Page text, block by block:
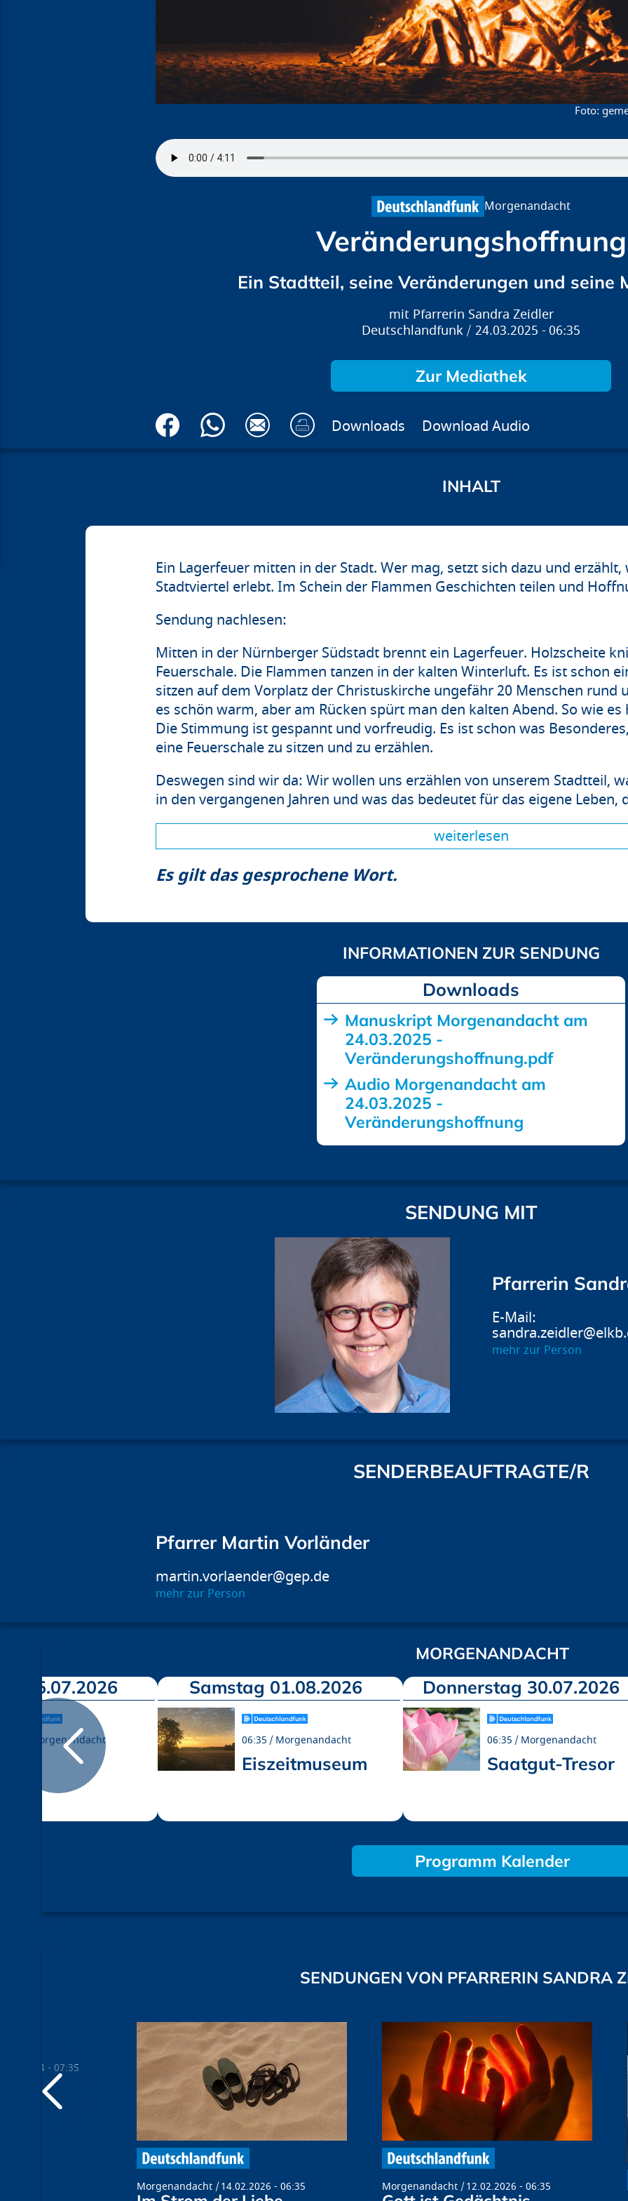
Morgenandacht
Veränderungshoffnung
Ein Stadtteil, seine Veränderungen und seine
Pfarrerin Sandra Zeidler
Deutschlandfunk
24.03.2025 06:35
Zur Mediathek
Downloads Download Audio
Ein Lagerfeuer mitten in der Stadt. Wer mag, setzt sich dazu und
Stadtviertel erlebt. Im Schein der Flammen Geschichten teilen und
Sendung nachlesen:
Mitten in der Nürnberger Südstadt brennt ein Lagerfeuer. Holzscheite
Feuerschale. Die Flammen tanzen in der kalten Winterluft. Es ist schon
sitzen auf dem Vorplatz der Christuskirche ungefähr 20 Menschen rund
es schön warm, aber am Rücken spürt man den kalten Abend. So wie
Die Stimmung ist gespannt und vorfreudig. Es ist schon was
eine Feuerschale zu sitzen und zu erzählen.
Deswegen sind wir da: Wir wollen uns erzählen von unserem Stadtteil,
in den vergangenen Jahren und was das bedeutet für das eigene Leben,
weiterlesen
Es gilt das gesprochene Wort.
Downloads
Manuskript Morgenandacht am
24.03.2025 -
Veränderungshoffnung.pdf
Audio Morgenandacht am
24.03.2025 -
Veränderungshoffnung
SENDUNG MIT
Pfarrerin
mehr zur Person
SENDERBEAUFTRAGTE/R
Pfarrer Martin Vorländer
martin.vorlaender@gep.de
mehr zur Person
MORGENANDACHT
15.07.2026
Morgenandacht
Samstag 01.08.2026
06:35 Morgenandacht
Eiszeitmuseum
Donnerstag 30.07.2026
06:35 Morgenandacht
Saatgut-Tresor
Programm Kalender
SENDUNGEN VON PFARRERIN SANDRA
- 07:35
Morgenandacht 14.02.2026 - 06:35 Morgenandacht 12.02.2026 - 06:35